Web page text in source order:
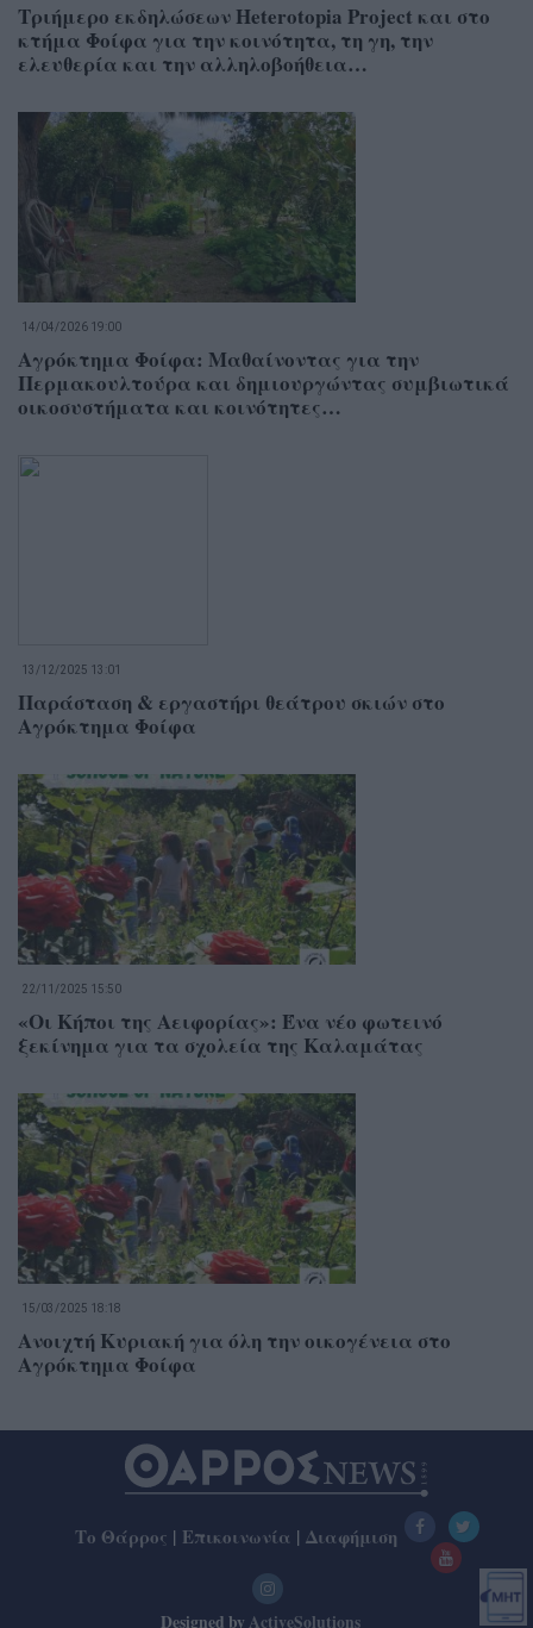
Τριήμερο εκδηλώσεων Heterotopia Project και στο
κτήμα Φοίφα για την κοινότητα, τη γη, την
ελευθερία και την αλληλοβοήθεια…
14/04/2026 19:00
Αγρόκτημα Φοίφα: Μαθαίνοντας για την
Περμακουλτούρα και δημιουργώντας συμβιωτικά
οικοσυστήματα και κοινότητες…
13/12/2025 13:01
Παράσταση & εργαστήρι θεάτρου σκιών στο
Αγρόκτημα Φοίφα
22/11/2025 15:50
«Οι Κήποι της Αειφορίας»: Ένα νέο φωτεινό
ξεκίνημα για τα σχολεία της Καλαμάτας
15/03/2025 18:18
Ανοιχτή Κυριακή για όλη την οικογένεια στο
Αγρόκτημα Φοίφα
Το Θάρρος | Επικοινωνία | Διαφήμιση
Designed by ActiveSolutions